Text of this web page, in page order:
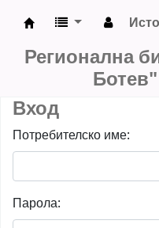
Регионална
Вход
Потребителско име:
Парола: